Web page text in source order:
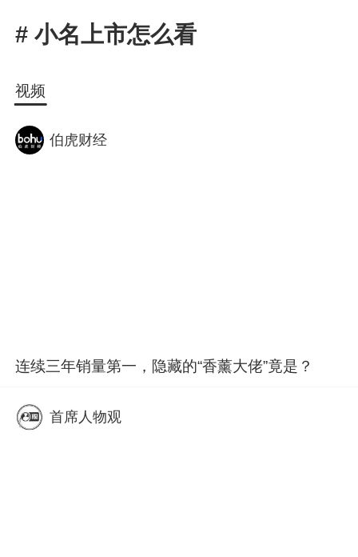
# 小名上市怎么看
视频
伯虎财经
连续三年销量第一，隐藏的“香薰大佬”竟是？
首席人物观